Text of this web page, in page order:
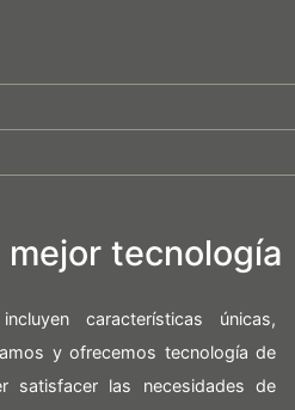
mejor tecnología
características únicas,
y ofrecemos tecnología de
satisfacer las necesidades de